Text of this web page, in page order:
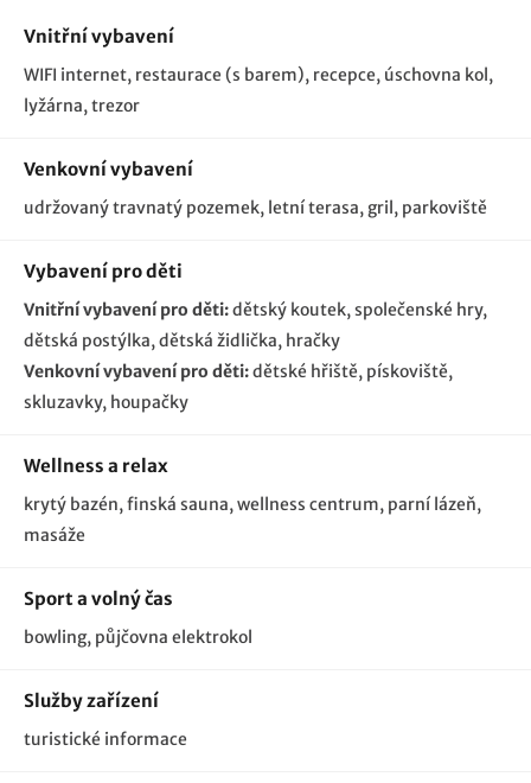
Vnitřní vybavení
WIFI internet restaurace (s barem) recepce úschovna kol,
lyžárna trezor
Vybavení pro děti
Vnitřní vybavení pro děti:dětský koutek společenské hry
dětská postýlka dětská židlička hračky
Venkovní vybavení pro děti:dětské hřiště pískoviště
skluzavky houpačky
Sport a volný čas
bowling půjčovna elektrokol
Venkovní vybavení
udržovaný travnatý pozemek, letní terasa, gril, parkoviště
Wellness a relax
krytý bazén finská sauna wellness centrum parní lázeň,
masáže
Služby zařízení
turistické informace